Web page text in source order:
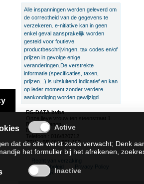
Alle inspanningen werden geleverd om
de correctheid van de gegevens te
verzekeren. e-nitiative kan in geen
enkel geval aansprakelijk worden
gesteld voor foutieve
productbeschrijvingen, tax codes en/of
prijzen in gevolge enige
veranderingen.De verstrekte
informatie (specificaties, taxen,
prijzen...) is uitsluitend indicatief en kan
op ieder moment zonder verdere
aankondiging worden gewijzigd.
RS-DATA bvba
Onze lieve vrouw ten steenstraat 1
B-3300 Tienen
België
Telefoon : 016/820712
BTW : BE 466.551.192
Recht van verzaking
Cookie beleid
Privacy Policy
SAT/SAR
dat de site werkt zoals verwacht; Denk
het formulier bij het afrekenen,